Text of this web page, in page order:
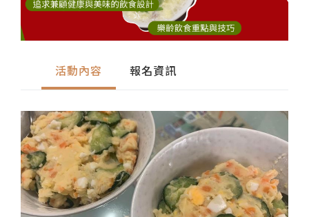
活動內容 報名資訊